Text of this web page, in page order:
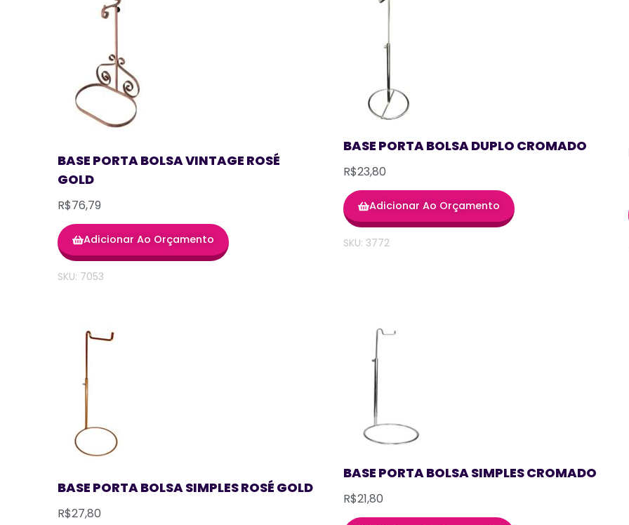
BASE PORTA BOLSA VINTAGE ROSÉ
GOLD
R$76,79
Adicionar Ao Orçamento
SKU: 7053
BASE PORTA BOLSA DUPLO CROMADO
R$23,80
Adicionar Ao Orçamento
SKU: 3772
BASE PORTA BOLSA SIMPLES ROSÉ GOLD
R$27,80
BASE PORTA BOLSA SIMPLES CROMADO
R$21,80